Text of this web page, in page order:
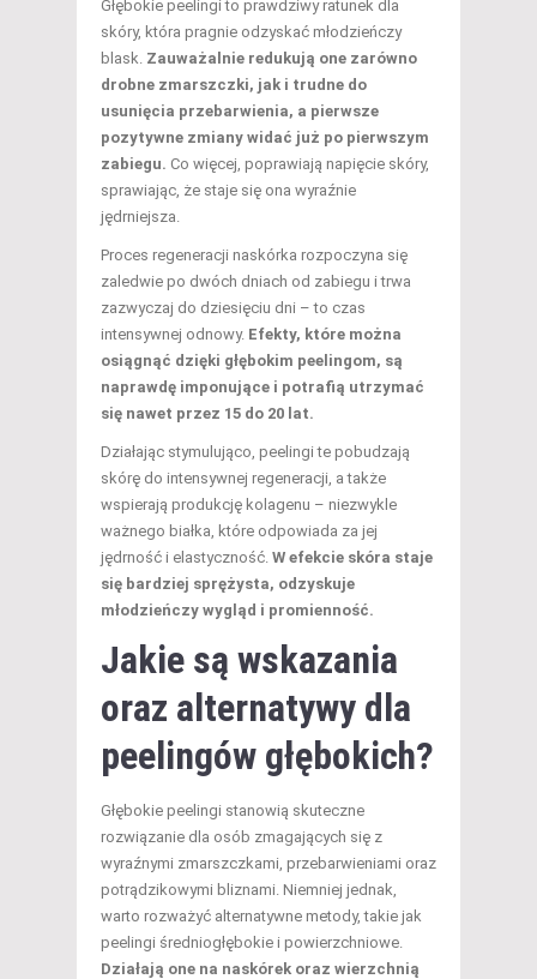
Głębokie peelingi to prawdziwy ratunek dla
skóry, która pragnie odzyskać młodzieńczy
blask. Zauważalnie redukują one zarówno
drobne zmarszczki, jak i trudne do
usunięcia przebarwienia, a pierwsze
pozytywne zmiany widać już po pierwszym
zabiegu. Co więcej, poprawiają napięcie skóry,
sprawiając, że staje się ona wyraźnie
jędrniejsza.
Proces regeneracji naskórka rozpoczyna się
zaledwie po dwóch dniach od zabiegu i trwa
zazwyczaj do dziesięciu dni – to czas
intensywnej odnowy. Efekty, które można
osiągnąć dzięki głębokim peelingom, są
naprawdę imponujące i potrafią utrzymać
się nawet przez 15 do 20 lat.
Działając stymulująco, peelingi te pobudzają
skórę do intensywnej regeneracji, a także
wspierają produkcję kolagenu – niezwykle
ważnego białka, które odpowiada za jej
jędrność i elastyczność. W efekcie skóra staje
się bardziej sprężysta, odzyskuje
młodzieńczy wygląd i promienność.
Jakie są wskazania
oraz alternatywy dla
peelingów głębokich?
Głębokie peelingi stanowią skuteczne
rozwiązanie dla osób zmagających się z
wyraźnymi zmarszczkami, przebarwieniami oraz
potrądzikowymi bliznami. Niemniej jednak,
warto rozważyć alternatywne metody, takie jak
peelingi średniogłębokie i powierzchniowe.
Działają one na naskórek oraz wierzchnią